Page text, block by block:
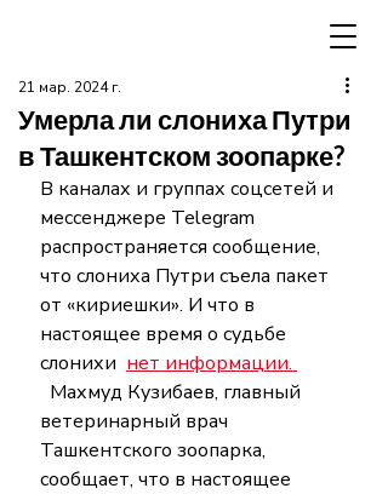
Умерла ли слониха Путри
в Ташкентском зоопарке?
21 мар. 2024 г.
В каналах и группах соцсетей и
мессенджере Telegram
распространяется сообщение,
что слониха Путри съела пакет
от «кириешки». И что в
настоящее время о судьбе
слонихи нет информации.
ветеринарный врач
Ташкентского зоопарка,
сообщает, что в настоящее